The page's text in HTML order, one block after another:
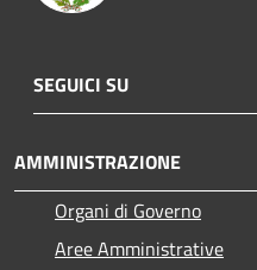
SEGUICI SU
AMMINISTRAZIONE
Organi di Governo
Aree Amministrative